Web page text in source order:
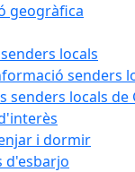
geogràfica
locals
senders
senders locals de
i dormir
d'esbarjo